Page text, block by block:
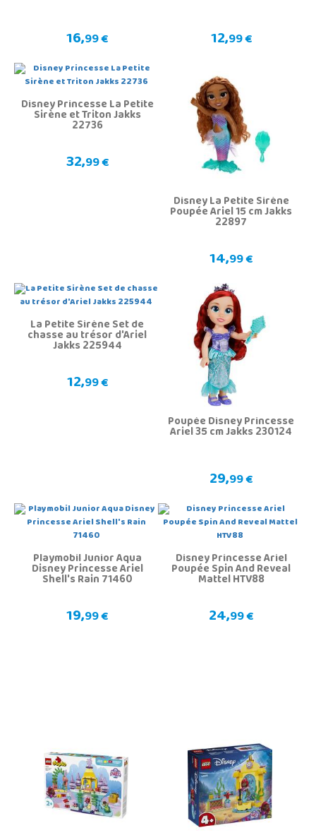
16,99 € 12,99 €
Disney Princesse La Petite
Sirène et Triton Jakks
22736
32,99 €
Disney La Petite Sirène
Poupée Ariel 15 cm Jakks
22897
14,99 €
La Petite Sirène Set de
chasse au trésor d'Ariel
Jakks 225944
12,99 €
Poupée Disney Princesse
Ariel 35 cm Jakks 230124
29,99 €
Playmobil Junior Aqua
Disney Princesse Ariel
Shell's Rain 71460
19,99 €
Disney Princesse Ariel
Poupée Spin And Reveal
Mattel HTV88
24,99 €